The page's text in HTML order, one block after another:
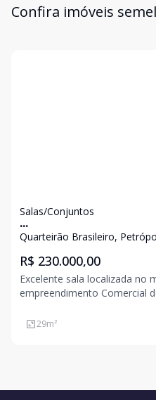
Confira imóveis
Salas/Conjuntos
...
Quarteirão Brasileiro,
R$ 230.000,00
Excelente sala localizada no
empreendimento Comercial
mobilia, ar condicionado,
Condomínio oferece
29m²